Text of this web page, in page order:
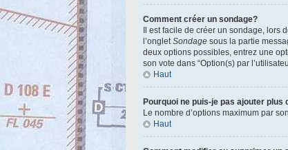
Comment créer un sondage?
Il est facile de créer un sondage,
l’ongletSondage sous la partie
deux options possibles, entrez une
son vote dans “Option(s) par
Haut
Pourquoi ne puis-je pas ajouter plus
Le nombre d’options maximum par
Haut